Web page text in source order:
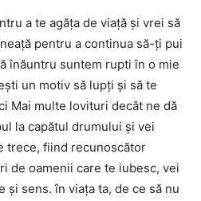
a te agăța de viață și vrei să
pentru a continua să-ți pui
înăuntru suntem rupti în o mie
un motiv să lupți și să te
Mai multe lovituri decât ne dă
la capătul drumului și vei
trece, fiind recunoscător
de oamenii care te iubesc, vei
și sens. în viața ta, de ce să nu